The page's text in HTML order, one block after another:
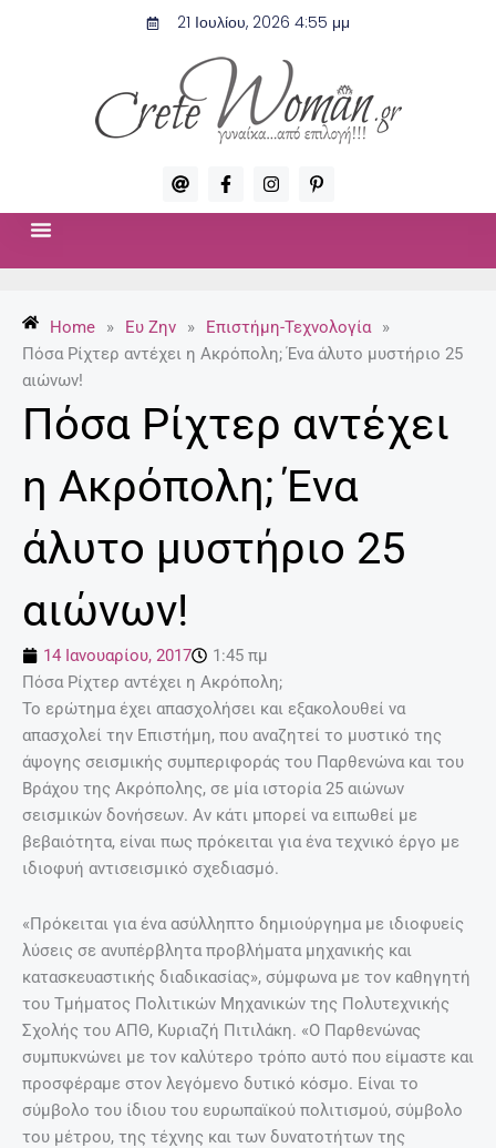
21 Ιουλίου, 2026 4:55 μμ
A
t
F
a
c
f
I
n
s
P
i
n
-
p
Home » Ευ Ζην » Επιστήμη-Τεχνολογία
»
Πόσα Ρίχτερ αντέχει η Ακρόπολη; Ένα άλυτο μυστήριο 25
αιώνων!
Πόσα Ρίχτερ αντέχει
η Ακρόπολη; Ένα
άλυτο μυστήριο 25
αιώνων!
14 Ιανουαρίου, 2017
1:45 πμ
Πόσα Ρίχτερ αντέχει η Ακρόπολη;
Το ερώτημα έχει απασχολήσει και εξακολουθεί να
απασχολεί την Επιστήμη, που αναζητεί το μυστικό της
άψογης σεισμικής συμπεριφοράς του Παρθενώνα και του
Βράχου της Ακρόπολης, σε μία ιστορία 25 αιώνων
σεισμικών δονήσεων. Αν κάτι μπορεί να ειπωθεί με
βεβαιότητα, είναι πως πρόκειται για ένα τεχνικό έργο με
ιδιοφυή αντισεισμικό σχεδιασμό.
«Πρόκειται για ένα ασύλληπτο δημιούργημα με ιδιοφυείς
λύσεις σε ανυπέρβλητα προβλήματα μηχανικής και
κατασκευαστικής διαδικασίας», σύμφωνα με τον καθηγητή
του Τμήματος Πολιτικών Μηχανικών της Πολυτεχνικής
Σχολής του ΑΠΘ, Κυριαζή Πιτιλάκη. «Ο Παρθενώνας
συμπυκνώνει με τον καλύτερο τρόπο αυτό που είμαστε και
προσφέραμε στον λεγόμενο δυτικό κόσμο. Είναι το
σύμβολο του ίδιου του ευρωπαϊκού πολιτισμού, σύμβολο
του μέτρου, της τέχνης και των δυνατοτήτων της